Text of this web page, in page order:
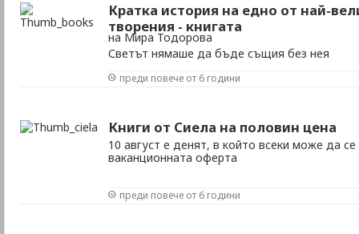
Кратка история на едно от най-
творения - книгата
на Мира Тодорова
Светът нямаше да бъде същия без нея
преди повече от 6 години
Книги от Сиела на половин цена
10 август е денят, в който всеки може да
ваканционната оферта
преди повече от 6 години